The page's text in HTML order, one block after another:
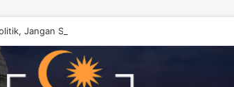
Jangan Salahkan Onn Hafiz – Haslinda Salleh